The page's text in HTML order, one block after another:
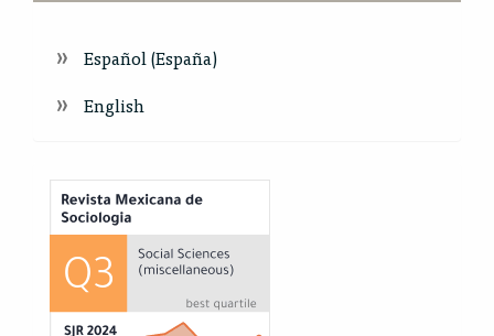
Español (España)
English
Index